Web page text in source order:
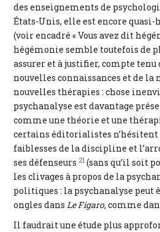
des enseignements de
États-Unis, elle est encore quasi-
(voir encadré « Vous avez dit
hégémonie semble toutefois de
assurer et à justifier, compte tenu
nouvelles connaissances et de la
nouvelles thérapies : chose
psychanalyse est davantage
comme une théorie et une
certains éditorialistes n’hésitent
faiblesses de la discipline et
ses défenseurs 21 (sans qu’il soit
les clivages à propos de la
politiques : la psychanalyse peut
ongles dansLe Figaro,comme
Il faudrait une étude plus